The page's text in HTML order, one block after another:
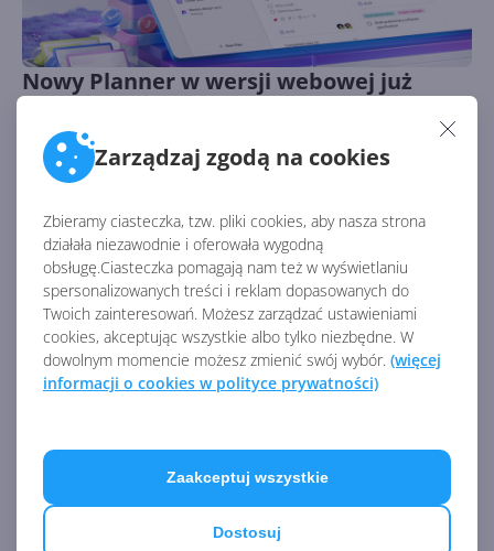
Zarządzaj zgodą na cookies
Zbieramy ciasteczka, tzw. pliki cookies, aby nasza strona
działała niezawodnie i oferowała wygodną
obsługę.Ciasteczka pomagają nam też w wyświetlaniu
spersonalizowanych treści i reklam dopasowanych do
Twoich zainteresowań. Możesz zarządzać ustawieniami
cookies, akceptując wszystkie albo tylko niezbędne. W
dowolnym momencie możesz zmienić swój wybór. (więcej
informacji o cookies w polityce prywatności)
Dostosuj
Zaakceptuj wszystkie
Nowy Planner w wersji webowej już
Autor:Wojciech Błachno Opublikowano:
18.10.2024, 20:00
Liczba odsłon:1359
wybranych użytkowników